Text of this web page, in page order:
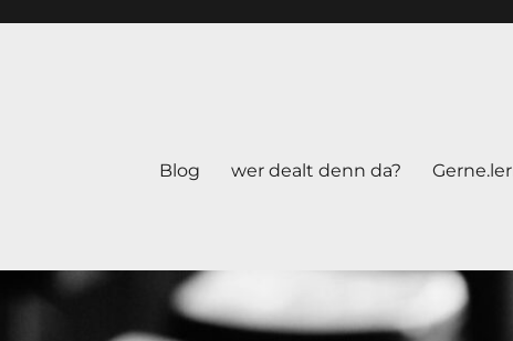
Blog wer dealt denn da?